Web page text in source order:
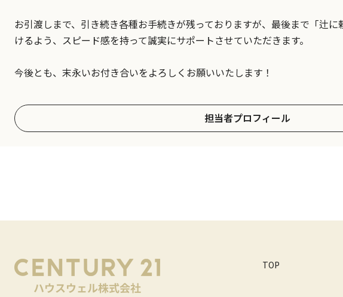
お引渡しまで、引き続き各種お手続きが残っておりますが、最後まで「辻
けるよう、スピード感を持って誠実にサポートさせていただきます。
今後とも、末永いお付き合いをよろしくお願いいたします！
担当者プロフィール
TOP